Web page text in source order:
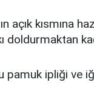
açık kısmına
doldurmaktan
pamuk ipliği ve